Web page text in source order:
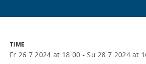
TIME
Fr 26.7.2024 at 18:00 -Su 28.7.2024 at